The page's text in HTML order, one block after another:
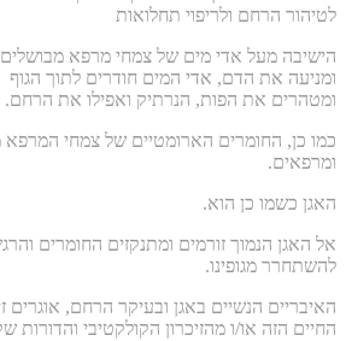
לטיהור הרחם ולריפוי תחלואות
הישיבה מעל אדי מים של צמחי מרפא
ומניעה את הדם, אדי המים חודרים לתוך הגוף
ומטהרים את הפות, הנרתיק ואפילו את הרחם.
כמו כן, החומרים הארומטיים שלצמחיהמרפא
ומרפאים.
.האגן כשמו כן הוא
אל האגן הנמוך זורמים ומתנקזים החומרים
להשתחרר מגופינו.
האיבריים הנשיים באגן ובעיקר הרחם, אוגרים
החיים הזה או/ו מהזיכרון הקולקטיביוהדורות